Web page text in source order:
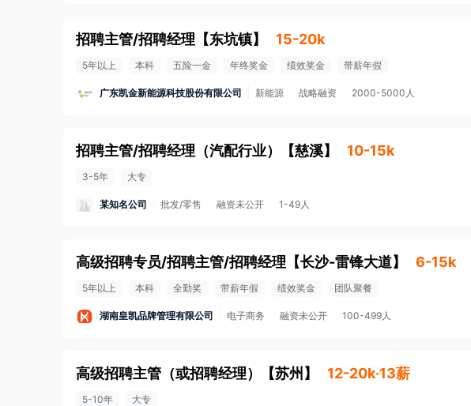
招聘主管/招聘经理 【东坑镇】 15-20k
5年以上 本科 五险一金 年终奖金 绩效奖金 带薪年假
广东凯金新能源科技股份有限公司 新能源 战略融资 2000-5000人
招聘主管/招聘经理（汽配行业） 【慈溪】 10-15k
3-5年 大专
某知名公司 批发/零售 融资未公开 1-49人
高级招聘专员/招聘主管/招聘经理 【长沙-雷锋大道】 6-15k
5年以上 本科 全勤奖 带薪年假 绩效奖金 团队聚餐
湖南皇凯品牌管理有限公司 电子商务 融资未公开 100-499人
高级招聘主管（或招聘经理） 【苏州 】 12-20k·13薪
5-10年 大专